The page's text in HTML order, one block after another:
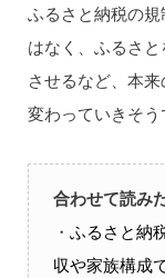
ふるさと納税の
はなく、ふるさ
させるなど、本
変わっていきそう
合わせて読み
・ふるさと納
収や家族構成